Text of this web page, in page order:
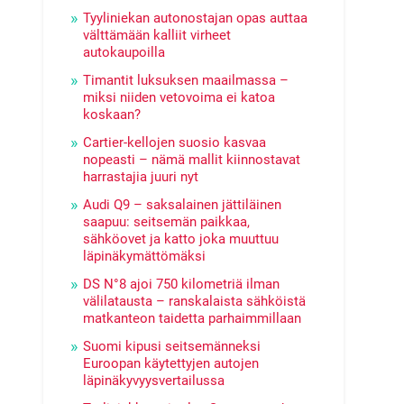
Tyyliniekan autonostajan opas auttaa
välttämään kalliit virheet
autokaupoilla
Timantit luksuksen maailmassa –
miksi niiden vetovoima ei katoa
koskaan?
Cartier-kellojen suosio kasvaa
nopeasti – nämä mallit kiinnostavat
harrastajia juuri nyt
Audi Q9 – saksalainen jättiläinen
saapuu: seitsemän paikkaa,
sähköovet ja katto joka muuttuu
läpinäkymättömäksi
DS N°8 ajoi 750 kilometriä ilman
välilatausta – ranskalaista sähköistä
matkanteon taidetta parhaimmillaan
Suomi kipusi seitsemänneksi
Euroopan käytettyjen autojen
läpinäkyvyysvertailussa